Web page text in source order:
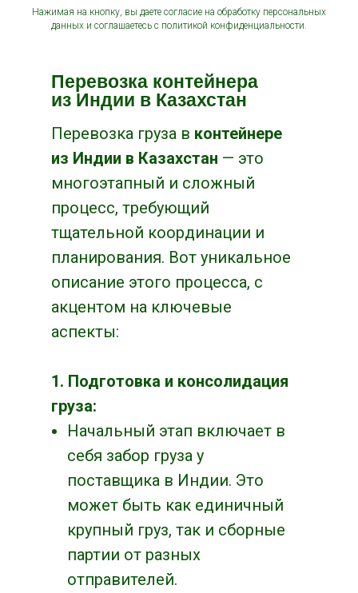
Нажимая на кнопку, вы даете согласие на обработку персональных
данных и соглашаетесь c политикой конфиденциальности.
Перевозка контейнера
из Индии в Казахстан
Перевозка груза в контейнере
из Индии в Казахстан — это
многоэтапный и сложный
процесс, требующий
тщательной координации и
планирования. Вот уникальное
описание этого процесса, с
акцентом на ключевые
аспекты:
1. Подготовка и консолидация
груза:
Начальный этап включает в
себя забор груза у
поставщика в Индии. Это
может быть как единичный
крупный груз, так и сборные
партии от разных
отправителей.